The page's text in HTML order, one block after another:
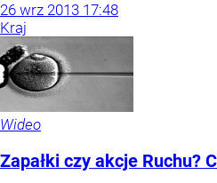
26 wrz 2013 17:48
Kraj
Wideo
Zapałki czy akcje Ruchu?